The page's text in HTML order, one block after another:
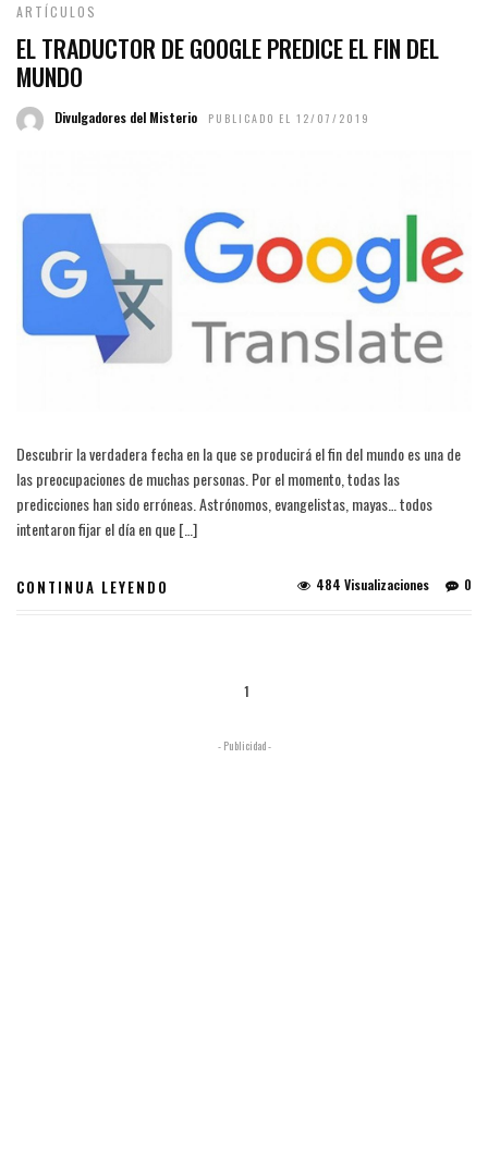
ARTÍCULOS
EL TRADUCTOR DE GOOGLE PREDICE EL FIN DEL
MUNDO
Divulgadores del Misterio PUBLICADO EL 12/07/2019
Descubrir la verdadera fecha en la que se producirá el fin del mundo es una de
las preocupaciones de muchas personas. Por el momento, todas las
predicciones han sido erróneas. Astrónomos, evangelistas, mayas… todos
intentaron fijar el día en que […]
CONTINUA LEYENDO 0
484 Visualizaciones
1
- Publicidad -